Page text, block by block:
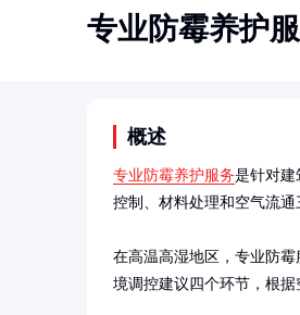
专业防霉养护
概述
专业防霉养护服务是针对建
控制、材料处理和空气流
在高温高湿地区，专业防
境调控建议四个环节，根据